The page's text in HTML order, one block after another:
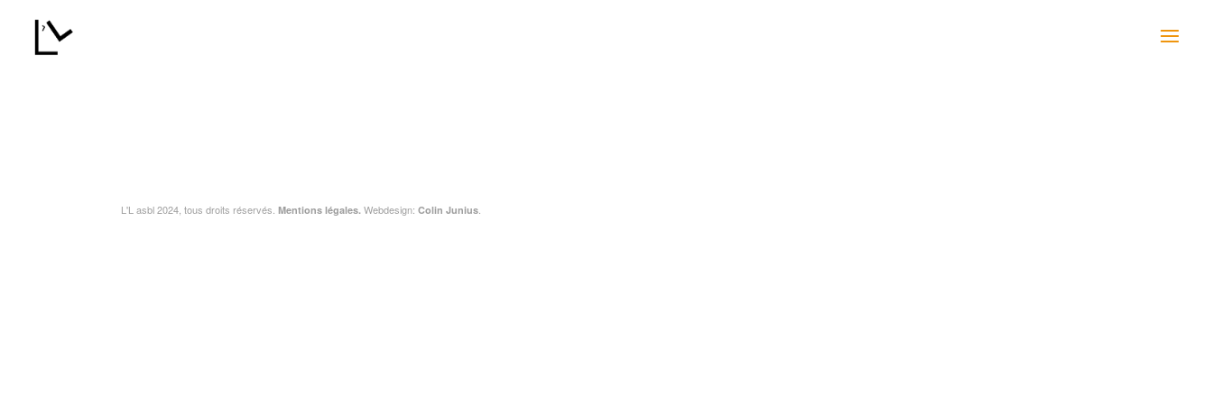
L'L asbl 2024, tous droits réservés.Mentions légales. Webdesign:Colin Junius